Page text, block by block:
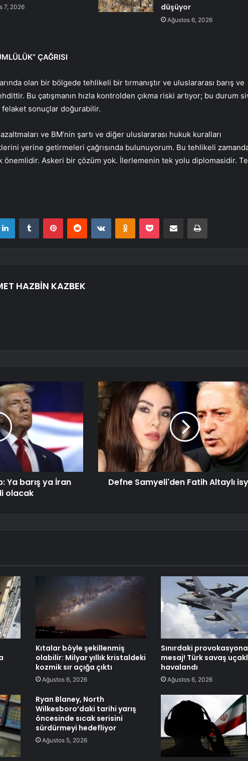
7, 2026
düşüyor
Ağustos 6, 2026
ÇAĞRISI
olan bir bölgede tehlikeli bir tırmanıştır ve uluslararası barış ve
Bu çatışmanın hızla kontrolden çıkma riski artıyor; bu durum
felaket sonuçlar doğurabilir.
ve BM’nin şartı ve diğer uluslararası hukuk kuralları
yerine getirmeleri çağrısında bulunuyorum. Bu tehlikeli
önemlidir. Askeri bir çözüm yok. İlerlemenin tek yolu diplomasidir.
LinkedInTumblr PinterestReddit VKontakteOdnoklassniki
Pocket E-Posta ile paylaş Yazdır
HAZBİN KAZBEK
Ya barış ya İran
olacak
Defne Samyeli'den Fatih Altaylı
Kıtalar böyle şekillenmiş
olabilir: Milyar yıllık kristaldeki
kozmik sır açığa çıktı
Ağustos 6, 2026
Sınırdaki
mesaj! Türk savaş
havalandı
Ağustos 6, 2026
Ryan Blaney, North
Wilkesboro’daki tarihi yarış
öncesinde sıcak serisini
sürdürmeyi hedefliyor
Ağustos 5, 2026